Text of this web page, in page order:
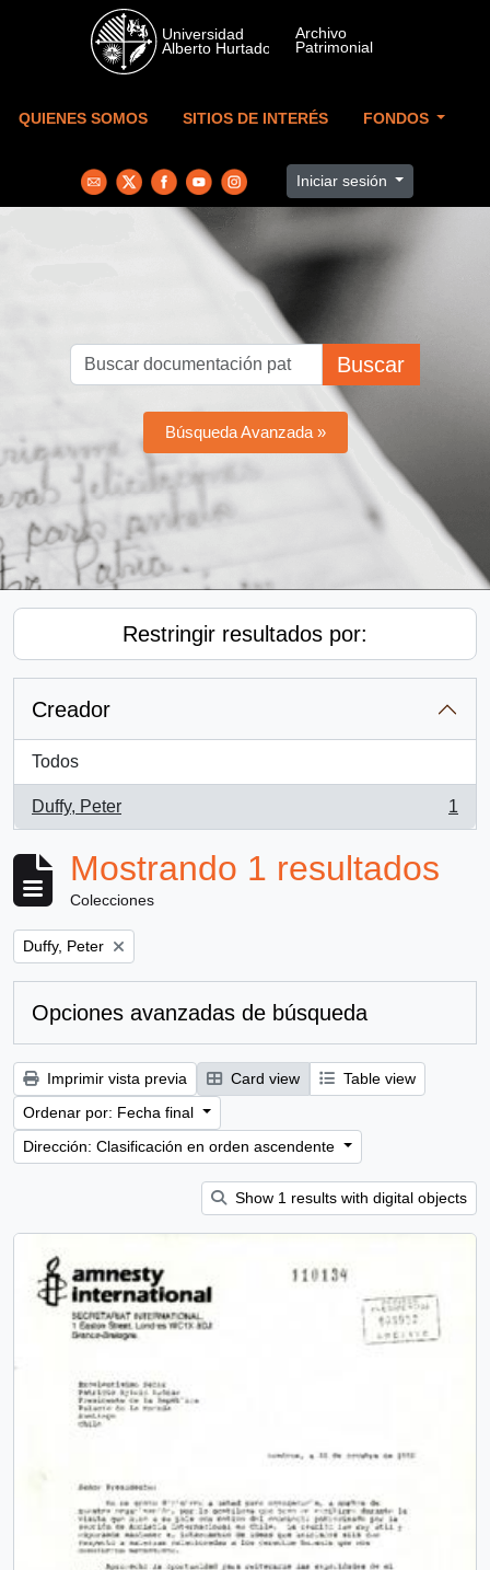
Skip to main content
QUIENES SOMOS SITIOS DE INTERÉS FONDOS
Iniciar sesión
Buscar
Búsqueda Avanzada »
Restringir resultados por:
Creador
Todos
Duffy, Peter
, 1 resultados
1
Mostrando 1 resultados
Colecciones
Remove filter:
Duffy, Peter
Opciones avanzadas de búsqueda
Imprimir vista previa Card view
Table view
Ordenar por: Fecha final
Dirección: Clasificación en orden ascendente
Show 1 results with digital objects